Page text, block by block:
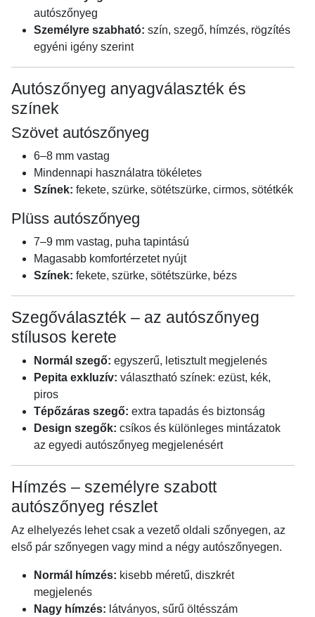
autószőnyeg
Személyre szabható: szín, szegő, hímzés, rögzítés
egyéni igény szerint
Autószőnyeg anyagválaszték és
színek
Szövet autószőnyeg
6–8 mm vastag
Mindennapi használatra tökéletes
Színek: fekete, szürke, sötétszürke, cirmos, sötétkék
Plüss autószőnyeg
7–9 mm vastag, puha tapintású
Magasabb komfortérzetet nyújt
Színek: fekete, szürke, sötétszürke, bézs
Szegőválaszték – az autószőnyeg
stílusos kerete
Normál szegő: egyszerű, letisztult megjelenés
Pepita exkluzív: választható színek: ezüst, kék,
piros
Tépőzáras szegő: extra tapadás és biztonság
Design szegők: csíkos és különleges mintázatok
az egyedi autószőnyeg megjelenésért
Hímzés – személyre szabott
autószőnyeg részlet
Az elhelyezés lehet csak a vezető oldali szőnyegen, az
első pár szőnyegen vagy mind a négy autószőnyegen.
Normál hímzés: kisebb méretű, diszkrét
megjelenés
Nagy hímzés: látványos, sűrű öltésszám